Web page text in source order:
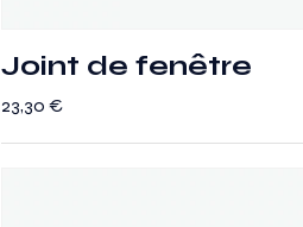
Joint de fenêtre
23,30 €